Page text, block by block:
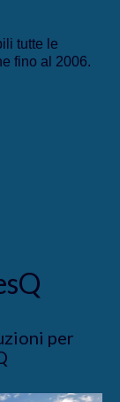
tutte le
fino al 2006.
per